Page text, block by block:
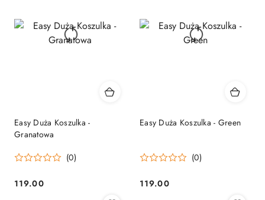
Easy Duża Koszulka -
Granatowa
(0)
Cena:
119.00
Easy Duża Koszulka - Green
(0)
Cena:
119.00